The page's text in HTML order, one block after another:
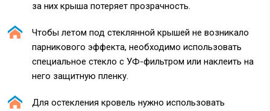
за них крыша потеряет прозрачность.
Чтобы летом под стеклянной крышей не возникало
парникового эффекта, необходимо использовать
специальное стекло с УФ-фильтром или наклеить на
него защитную пленку.
Для остекления кровель нужно использовать